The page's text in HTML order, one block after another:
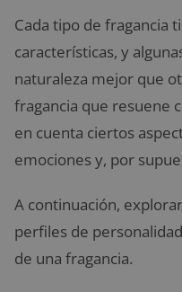
Cada tipo de fragancia
características, y
naturaleza mejor que
fragancia que resuene
en cuenta ciertos
emociones y, por
A continuación,
perfiles de
de una fragancia.